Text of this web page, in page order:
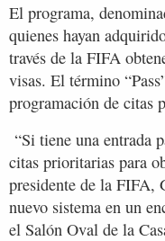
El programa,
quienes hayan
través de la FIFA
visas. El término
programación de citas
“Si tiene una entrada
citas prioritarias para
presidente de la
nuevo sistema en un
el Salón Oval de la